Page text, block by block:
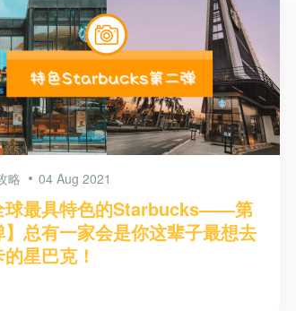
略 04 Aug 2021
球最具特色的Starbucks——第
】总有一家会是你这辈子最想去
星巴克！